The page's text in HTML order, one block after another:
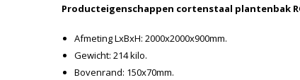
Producteigenschappen cortenstaal plantenbak
Afmeting LxBxH: 2000x2000x900mm.
Gewicht: 214 kilo.
Bovenrand: 150x70mm.